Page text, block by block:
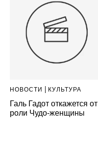
НОВОСТИ КУЛЬТУРА
Галь Гадот откажется от
роли Чудо-женщины